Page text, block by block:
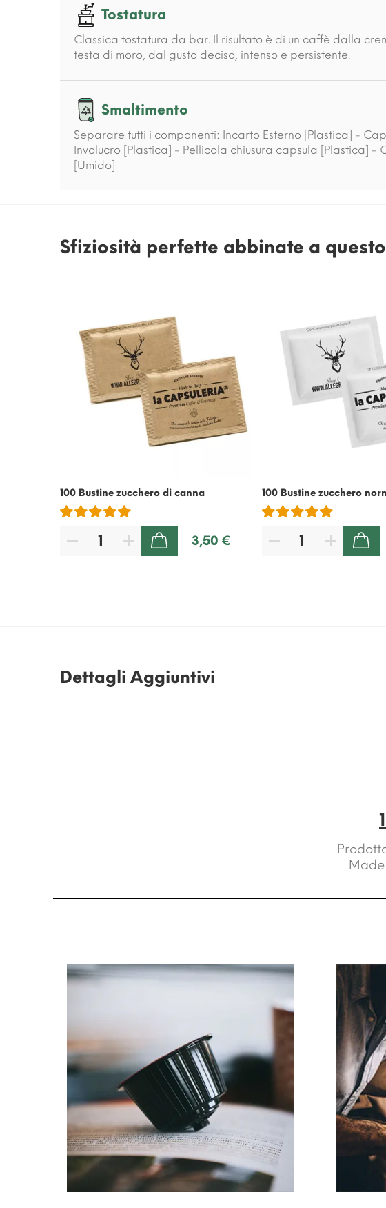
Tostatura
Classica tostatura da bar. Il risultato è di un caffè dalla
testa di moro, dal gusto deciso, intenso e persistente.
Smaltimento
Separare tutti i componenti: Incarto Esterno [Plastica] -
Involucro [Plastica] - Pellicola chiusura capsula [Plastica] -
[Umido]
Sfiziosità perfette abbinate a
100 Bustine zucchero di canna
3,50 €
100 Bustine zucchero
Dettagli Aggiuntivi